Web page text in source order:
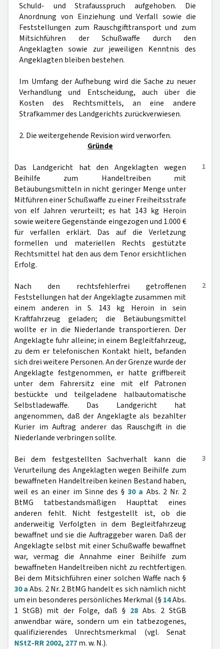
Schuld- und Strafausspruch aufgehoben. Die
Anordnung von Einziehung und Verfall sowie die
Feststellungen zum Rauschgifttransport und zum
Mitsichführen der Schußwaffe durch den
Angeklagten sowie zur jeweiligen Kenntnis des
Angeklagten bleiben bestehen.
Im Umfang der Aufhebung wird die Sache zu neuer
Verhandlung und Entscheidung, auch über die
Kosten des Rechtsmittels, an eine andere
Strafkammer des Landgerichts zurückverwiesen.
2. Die weitergehende Revision wird verworfen.
Gründe
1
Das Landgericht hat den Angeklagten wegen
Beihilfe zum Handeltreiben mit
Betäubungsmitteln in nicht geringer Menge unter
Mitführen einer Schußwaffe zu einer Freiheitsstrafe
von elf Jahren verurteilt; es hat 143 kg Heroin
sowie weitere Gegenstände eingezogen und 1.000 €
für verfallen erklärt. Das auf die Verletzung
formellen und materiellen Rechts gestützte
Rechtsmittel hat den aus dem Tenor ersichtlichen
Erfolg.
2
Nach den rechtsfehlerfrei getroffenen
Feststellungen hat der Angeklagte zusammen mit
einem anderen in S. 143 kg Heroin in sein
Kraftfahrzeug geladen; die Betäubungsmittel
wollte er in die Niederlande transportieren. Der
Angeklagte fuhr alleine; in einem Begleitfahrzeug,
zu dem er telefonischen Kontakt hielt, befanden
sich drei weitere Personen. An der Grenze wurde der
Angeklagte festgenommen, er hatte griffbereit
unter dem Fahrersitz eine mit elf Patronen
bestückte und teilgeladene halbautomatische
Selbstladewaffe. Das Landgericht hat
angenommen, daß der Angeklagte als bezahlter
Kurier im Auftrag anderer das Rauschgift in die
Niederlande verbringen sollte.
3
Bei dem festgestellten Sachverhalt kann die
Verurteilung des Angeklagten wegen Beihilfe zum
bewaffneten Handeltreiben keinen Bestand haben,
weil es an einer im Sinne des §30 a Abs. 2 Nr. 2
BtMG tatbestandsmäßigen Haupttat eines
anderen fehlt. Nicht festgestellt ist, ob die
anderweitig Verfolgten in dem Begleitfahrzeug
bewaffnet und sie die Auftraggeber waren. Daß der
Angeklagte selbst mit einer Schußwaffe bewaffnet
war, vermag die Annahme einer Beihilfe zum
bewaffneten Handeltreiben nicht zu rechtfertigen.
Bei dem Mitsichführen einer solchen Waffe nach §
30 aAbs. 2 Nr. 2 BtMG handelt es sich nämlich nicht
um ein besonderes persönliches Merkmal (§ 14Abs.
1 StGB) mit der Folge, daß § 28Abs. 2 StGB
anwendbar wäre, sondern um ein tatbezogenes,
qualifizierendes Unrechtsmerkmal (vgl. Senat
NStZ-RR 2002, 277m. w. N.).